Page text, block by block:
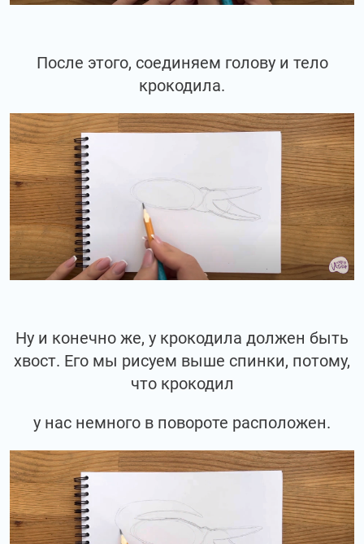
После этого, соединяем голову и тело
крокодила.
Ну и конечно же, у крокодила должен быть
хвост. Его мы рисуем выше спинки, потому,
что крокодил
у нас немного в повороте расположен.